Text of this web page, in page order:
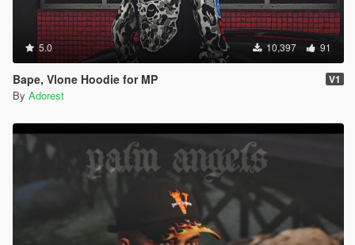
5.0 10,397 91
Bape, Vlone Hoodie for MP V1
By Adorest